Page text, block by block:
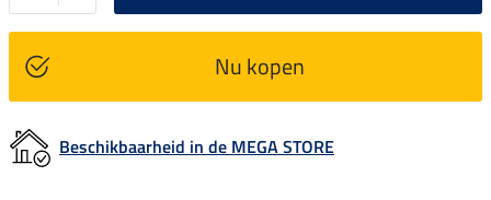
Nu kopen
Beschikbaarheid in de MEGA STORE